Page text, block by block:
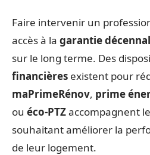
Faire intervenir un
accès à la garantie
sur le long terme. Des
financières existent pour
maPrimeRénov, prime
ou éco-PTZaccompagnent
souhaitant améliorer la
de leur logement.